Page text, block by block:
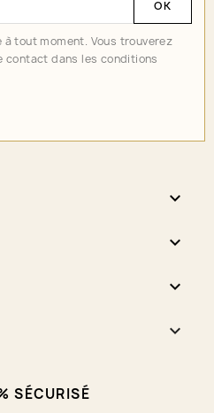
tout moment. Vous trouverez
contact dans les conditions



keyboard_arrow_down
SÉCURISÉ